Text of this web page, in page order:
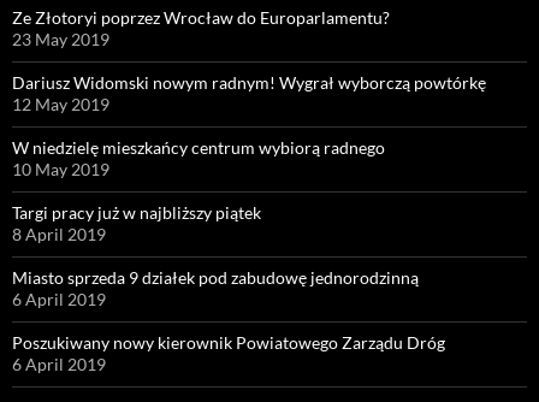
Ze Złotoryi poprzez Wrocław do Europarlamentu?
23 May 2019
Dariusz Widomski nowym radnym! Wygrał wyborczą powtórkę
12 May 2019
W niedzielę mieszkańcy centrum wybiorą radnego
10 May 2019
Targi pracy już w najbliższy piątek
8 April 2019
Miasto sprzeda 9 działek pod zabudowę jednorodzinną
6 April 2019
Poszukiwany nowy kierownik Powiatowego Zarządu Dróg
6 April 2019